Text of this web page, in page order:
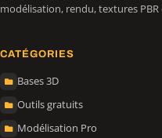
modélisation, rendu, textures
CATÉGORIES
Bases 3D
Outils gratuits
Modélisation Pro